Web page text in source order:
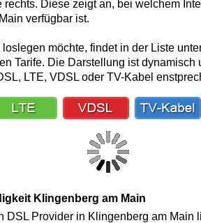
rechts. Diese zeigt an, bei welchem
verfügbar ist.
möchte, findet in der Liste
Tarife. Die Darstellung ist dynamisch
LTE, VDSL oder TV-Kabel
Klingenberg am Main
DSL Provider in Klingenberg am Main